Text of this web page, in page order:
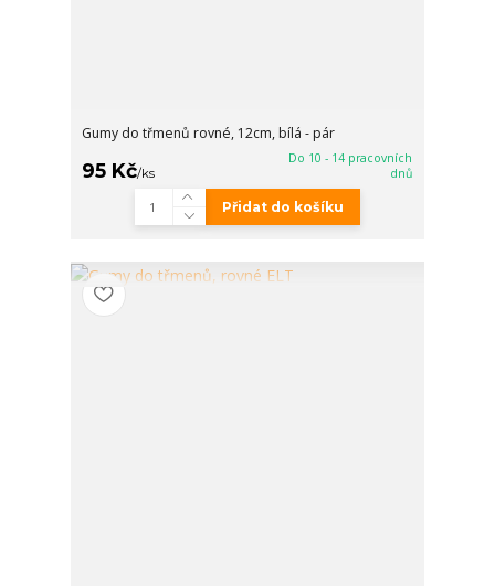
Gumy do třmenů rovné, 12cm, bílá - pár
95 Kč/ks
Do 10 - 14 pracovních
dnů
Přidat do košíku